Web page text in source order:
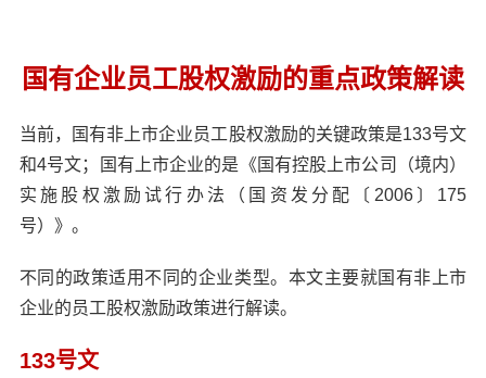
国有企业员工股权激励的重点政策解读
当前，国有非上市企业员工股权激励的关键政策是133号文
和4号文；国有上市企业的是《国有控股上市公司（境内）
实施股权激励试行办法（国资发分配〔2006〕175
号）》。
不同的政策适用不同的企业类型。本文主要就国有非上市
企业的员工股权激励政策进行解读。
133号文